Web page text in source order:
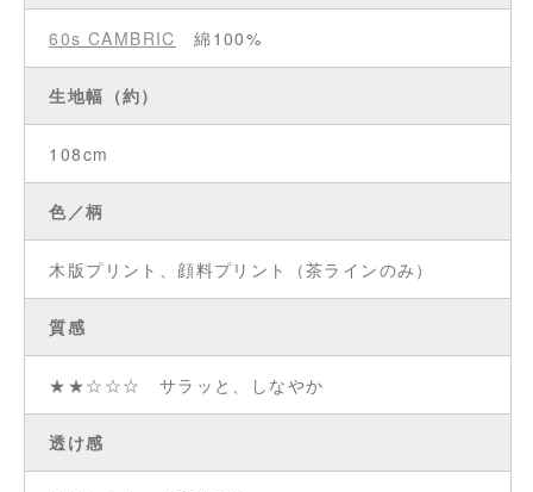
60s CAMBRIC 綿100%
生地幅（約）
108cm
色／柄
木版プリント、顔料プリント（茶ラインのみ）
質感
★★☆☆☆ サラッと、しなやか
透け感